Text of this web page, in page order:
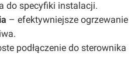
do specyfiki instalacji.
– efektywniejsze ogrzewanie
podłączenie do sterownika